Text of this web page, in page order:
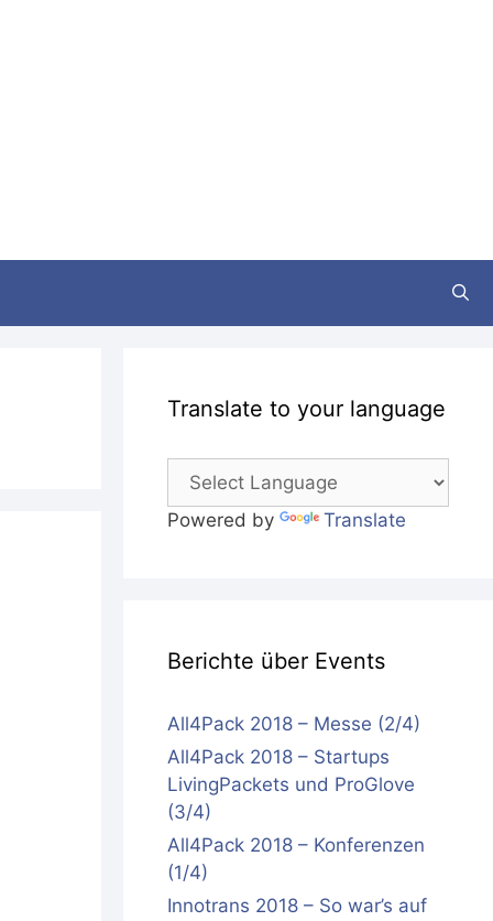
Translate to your language
Powered by Translate
Berichte über Events
All4Pack 2018 – Messe (2/4)
All4Pack 2018 – Startups
LivingPackets und ProGlove
(3/4)
All4Pack 2018 – Konferenzen
(1/4)
Innotrans 2018 – So war’s auf